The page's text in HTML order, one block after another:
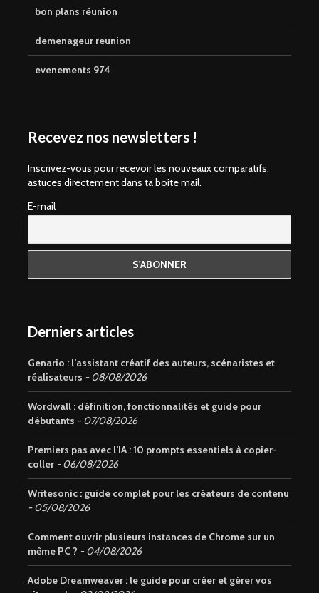
bon plans réunion
demenageur reunion
evenements 974
Recevez nos newsletters !
Inscrivez-vous pour recevoir les nouveaux comparatifs,
astuces directement dans ta boite mail.
E-mail
Derniers articles
Genario : l’assistant créatif des auteurs, scénaristes et
réalisateurs
08/08/2026
Wordwall : définition, fonctionnalités et guide pour
débutants
07/08/2026
Premiers pas avec l’IA : 10 prompts essentiels à copier-
coller
06/08/2026
Writesonic : guide complet pour les créateurs de contenu
05/08/2026
Comment ouvrir plusieurs instances de Chrome sur un
même PC ?
04/08/2026
Adobe Dreamweaver : le guide pour créer et gérer vos